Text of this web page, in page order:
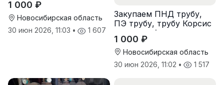
паллет и поддонов
1 000 ₽
Новосибирская область
30 июн 2026, 11:03 • 1 607
Закупаем ПНД трубу,
ПЭ трубу, трубу Корсис
оптом от 1 тонны
1 000 ₽
Новосибирская область
30 июн 2026, 11:02 • 1 517